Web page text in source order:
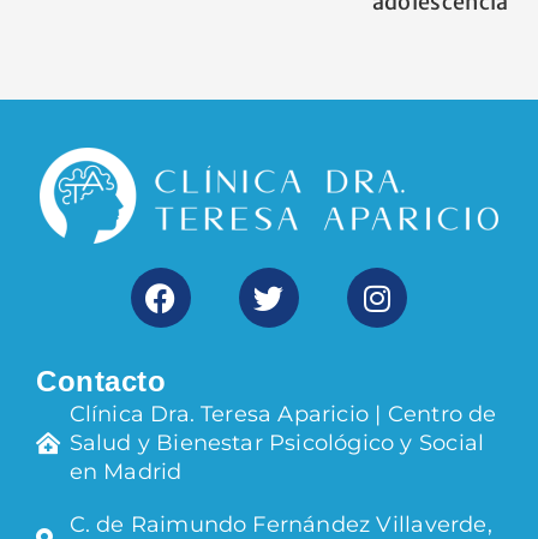
Contacto
Clínica Dra. Teresa Aparicio | Centro de
Salud y Bienestar Psicológico y Social
en Madrid
C. de Raimundo Fernández Villaverde,